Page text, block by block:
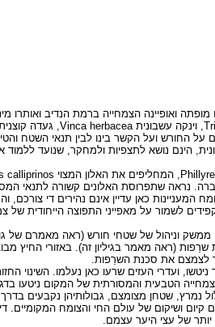
הינם נושא לתצפיות ולמחקר, שנועד
כברה. נראה שתפרוסת האלונים קשורה לתנאי
כאן עדיין אינם נהירים די
לשמור על מאפייני התפוצה הייחודית של
וניהול של שטחי חורש (ראה מאמרם של
(ראה מאמר בגיליון זה). באזורי החיץ
לצמצם את סכנת השרֵפות.
ועדרי העזים שרעו כאן נעלמו. השינוי
שטחן מצומצם, גבולותיהן נקבעים
ושיקום של עולם החי והצומח המקומיים.
של עצי היער עצמם.